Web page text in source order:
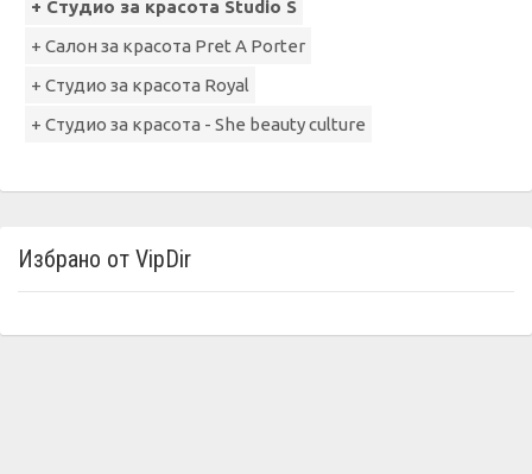
+ Студио за красота Studio S
+ Салон за красота Pret A Porter
+ Студио за красота Royal
+ Студио за красота - She beauty culture
Избрано от VipDir